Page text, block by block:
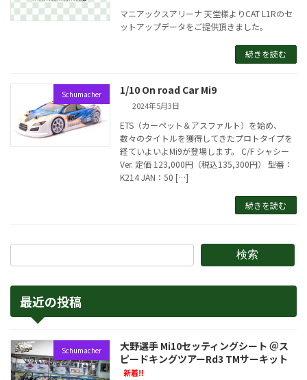
マニアックスアリーナ 天堂様よりCAT L1Rのセ
ットアップデータをご提供頂きました。
続きを読む
Schumacher 1/10 On road Car Mi9
2024年5月3日
ETS（カーペット＆アスファルト）を始め、
数々のタイトルを獲得してきたプロトタイプを
経ていよいよMi9が登場します。 C/F シャシー
Ver. 定価 123,000円（税込135,300円） 型番：
K214 JAN：50 […]
続きを読む
検索
最近の投稿
Schumacher
大野選手 Mi10セッティングシート ＠ス
ピードキングツアーRd3 TMサーキット
新着!!